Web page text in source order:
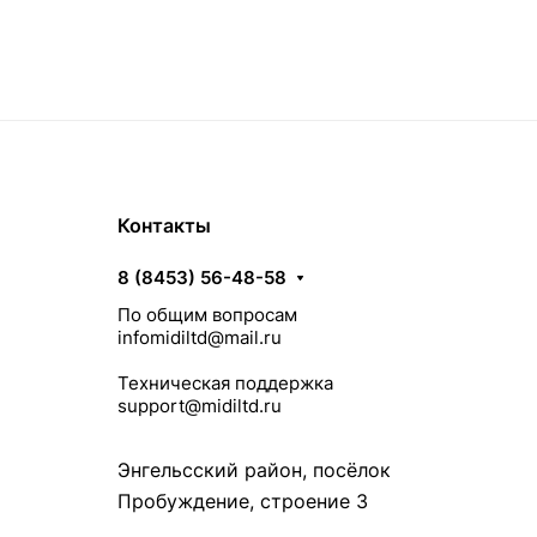
Контакты
8 (8453) 56-48-58
По общим вопросам
infomidiltd@mail.ru
Техническая поддержка
support@midiltd.ru
Энгельсский район, посёлок
Пробуждение, строение 3